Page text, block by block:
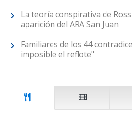
La teoría conspirativa de
aparición del ARA San Juan
Familiares de los 44
imposible el reflote"